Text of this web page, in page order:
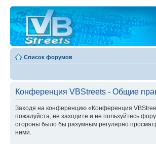
Список форумов
Конференция VBStreets - Общие
Заходя на конференцию «Конференция
пожалуйста, не заходите и не пользуйтесь
стороны было бы разумным регулярно
ними.